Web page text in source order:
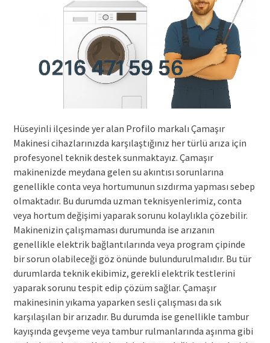
Hüseyinli ilçesinde yer alan Profilo markalı Çamaşır
Makinesi cihazlarınızda karşılaştığınız her türlü arıza için
profesyonel teknik destek sunmaktayız. Çamaşır
makinenizde meydana gelen su akıntısı sorunlarına
genellikle conta veya hortumunun sızdırma yapması sebep
olmaktadır. Bu durumda uzman teknisyenlerimiz, conta
veya hortum değişimi yaparak sorunu kolaylıkla çözebilir.
Makinenizin çalışmaması durumunda ise arızanın
genellikle elektrik bağlantılarında veya program çipinde
bir sorun olabileceği göz önünde bulundurulmalıdır. Bu tür
durumlarda teknik ekibimiz, gerekli elektrik testlerini
yaparak sorunu tespit edip çözüm sağlar. Çamaşır
makinesinin yıkama yaparken sesli çalışması da sık
karşılaşılan bir arızadır. Bu durumda ise genellikle tambur
kayışında gevşeme veya tambur rulmanlarında aşınma gibi